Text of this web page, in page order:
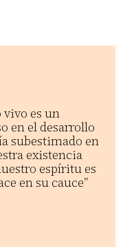
vivo es un
en el desarrollo
subestimado en
existencia
espíritu es
en su cauce”